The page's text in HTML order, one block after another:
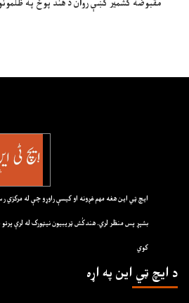
ايچ ټي اين هغه مهم غږونه او کيسې راوړو چې له
بشپړ پس منظر لري. هندکُش ټريبيون نيټورک له لرې
کوي
د ايچ ټي اين په اړه